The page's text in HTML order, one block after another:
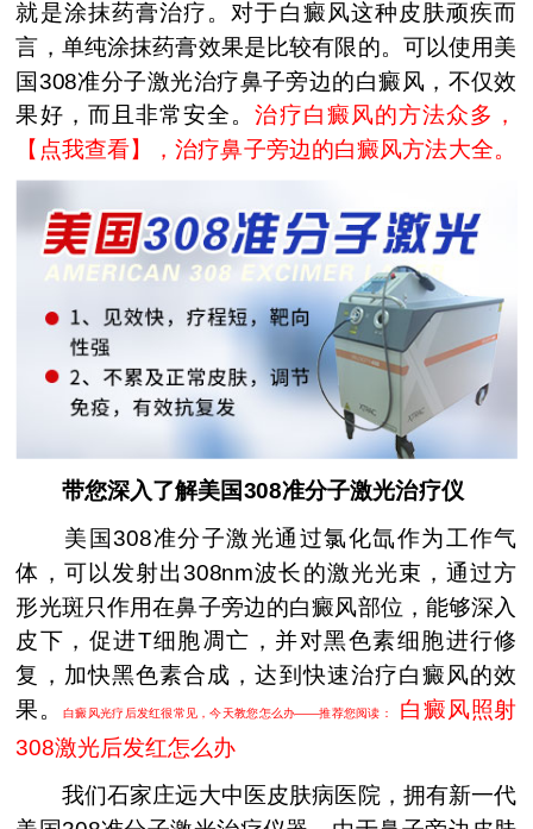
就是涂抹药膏治疗。对于白癜风这种皮肤顽疾而
言，单纯涂抹药膏效果是比较有限的。可以使用美
国308准分子激光治疗鼻子旁边的白癜风，不仅效
果好，而且非常安全。治疗白癜风的方法众多，
【 点我查看】，治疗鼻子旁边的白癜风方法大全。
带您深入了解美国308准分子激光治疗仪
美国308准分子激光通过氯化氙作为工作气
体，可以发射出308nm波长的激光光束，通过方
形光斑只作用在鼻子旁边的白癜风部位，能够深入
皮下，促进T细胞凋亡，并对黑色素细胞进行修
复，加快黑色素合成，达到快速治疗白癜风的效
果。白癜风光疗后发红很常见，今天教您怎么办——推荐您阅读：
白癜风照射
308激光后发红怎么办
我们石家庄远大中医皮肤病医院，拥有新一代